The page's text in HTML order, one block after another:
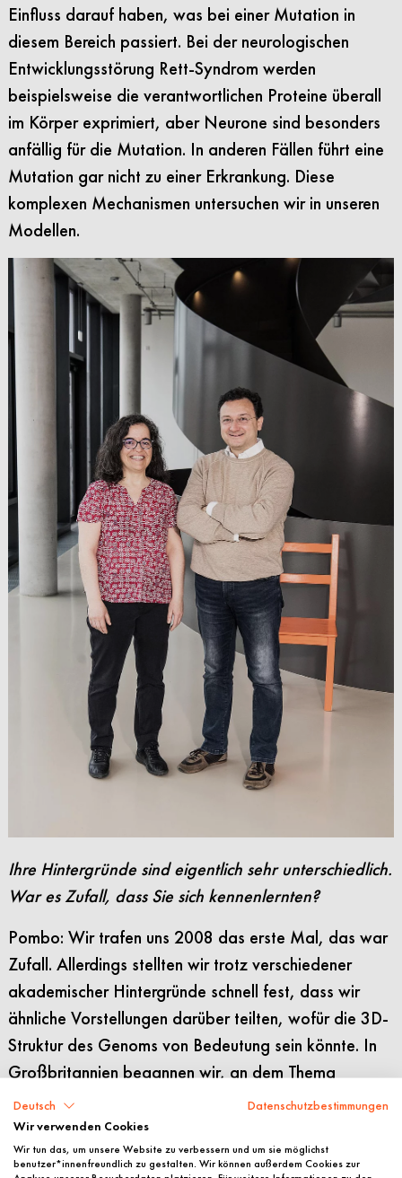
Einfluss darauf haben, was bei einer Mutation in
diesem Bereich passiert. Bei der neurologischen
Entwicklungsstörung Rett-Syndrom werden
beispielsweise die verantwortlichen Proteine überall
im Körper exprimiert, aber Neurone sind besonders
anfällig für die Mutation. In anderen Fällen führt eine
Mutation gar nicht zu einer Erkrankung. Diese
komplexen Mechanismen untersuchen wir in unseren
Modellen.
Ihre Hintergründe sind eigentlich sehr unterschiedlich.
War es Zufall, dass Sie sich kennenlernten?
Pombo: Wir trafen uns 2008 das erste Mal, das war
Zufall. Allerdings stellten wir trotz verschiedener
akademischer Hintergründe schnell fest, dass wir
ähnliche Vorstellungen darüber teilten, wofür die 3D-
Struktur des Genoms von Bedeutung sein könnte. In
Großbritannien begannen wir, an dem Thema
zusammenzuarbeiten. In Berlin lernte ich später
Stefan Mundlos und andere Kollegen kennen, die
meine Forschung enorm bereichert haben. In London
Deutsch Datenschutzbestimmungen
Wir verwenden Cookies
Wir tun das, um unsere Website zu verbessern und um sie möglichst
benutzer*innenfreundlich zu gestalten. Wir können außerdem Cookies zur